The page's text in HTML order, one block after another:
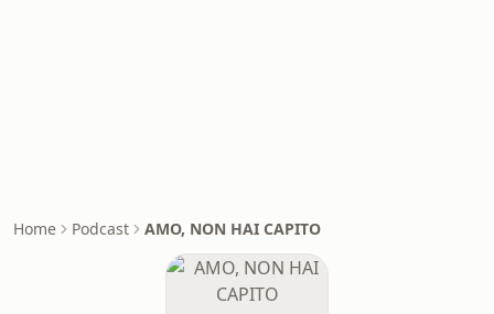
Home Podcast AMO, NON HAI CAPITO